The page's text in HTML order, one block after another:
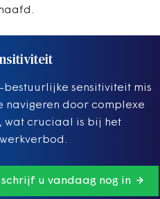
sensitiviteit mis
navigeren door complexe
wat cruciaal is bij het
schrijf u vandaag nog in